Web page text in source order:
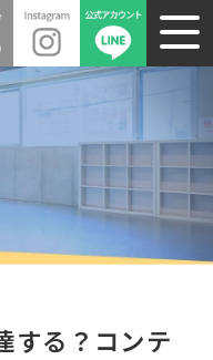
する？コンテ